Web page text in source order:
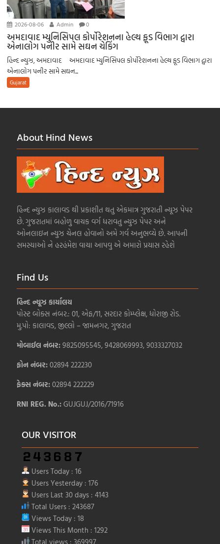
2026-08-06 Admin 0
અમદાવાદ મ્યુનિસિપલ કોર્પોરેશનના હેલ્થ ફૂડ વિભાગ દ્વારા
એનાલોગ પનીર સામે સઘન ચેકિંગ
હિન્દ ન્યુઝ, અમદાવાદ અમદાવાદ મ્યુનિસિપલ કોર્પોરેશનના હેલ્થ ફૂડ વિભાગ દ્વારા
એનાલોગ પનીર સામે સઘન...
Gujarat
About Hind News
હિન્દ ન્યુઝ કાલાવડ થી પ્રકાશીત થતુ એકમાત્ર ગુજરાતી ન્યૂઝ પેપર
છે. ગુજરાતમાં બહોળુ વાચક વર્ગ ધરાવતુ ન્યુઝ પેપર અને
ઓનલાઇન ન્યુઝ ચેનલ હોવાનો અમે ગર્વ અનુભવ્યે છે. આપની
સમસ્યાઓ ને હરહંમેશ વાચા આપવુ એ અમારો પ્રયાસ રહેશે
Find Us
હિન્દ ન્યૂઝ કાર્યાલય
પોસ્ટ બોક્સ નંબર.: 01, એફ/11, સરદાર કોમ્પ્લેક્ષ, ધોરાજી રોડ.
મુ.પો: કાલાવડ, જીલ્લો – જામનગર, ગુજરાત
મોબાઈલ નંબર:9825095545, 9428069993, 9033327032
ફોન નંબર:02894 222230
ફેક્સ નંબર:02894 222229
RNI REG. No.:GUJGUJ/2016/71916
OUR VISITOR
Users Today : 16
Users Yesterday : 176
Users Last 30 days : 4143
Total Users : 243687
Views Today : 18
Views This Month : 1292